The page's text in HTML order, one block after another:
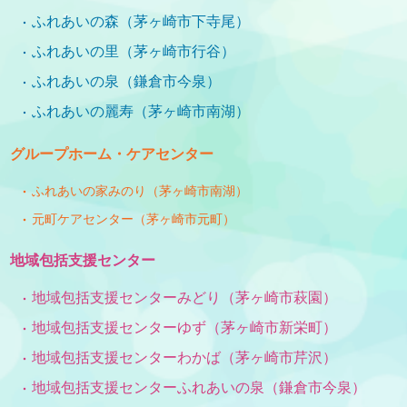
ふれあいの森（茅ヶ崎市下寺尾）
ふれあいの里（茅ヶ崎市行谷）
ふれあいの泉（鎌倉市今泉）
ふれあいの麗寿（茅ヶ崎市南湖）
グループホーム・ケアセンター
ふれあいの家みのり（茅ヶ崎市南湖）
元町ケアセンター（茅ヶ崎市元町）
地域包括支援センター
地域包括支援センターみどり（茅ヶ崎市萩園）
地域包括支援センターゆず（茅ヶ崎市新栄町）
地域包括支援センターわかば（茅ヶ崎市芹沢）
地域包括支援センターふれあいの泉（鎌倉市今泉）